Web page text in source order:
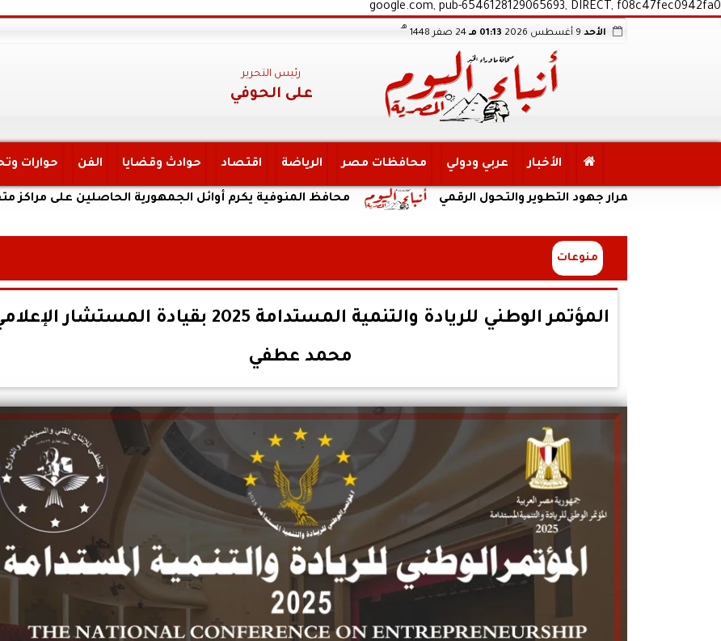
google.com, pub-6546128129065693, DIRECT, f08c47fec0942fa0
الأحد 01:13 مـ 24 صفر 1448
هـ
رئيس التحرير
على الحوفي
الأخبار عربي ودولي محافظات مصر الرياضة اقتصاد حوادث وقضايا الفن حوارات
محافظ المنوفية يكرم أوائل الجمهورية الحاصلين على مراكز متقدمة جهود التطوير والتحول الرقمي
منوعات
المؤتمر الوطني للريادة والتنمية المستدامة 2025 بقيادة المستشار
محمد عطفي